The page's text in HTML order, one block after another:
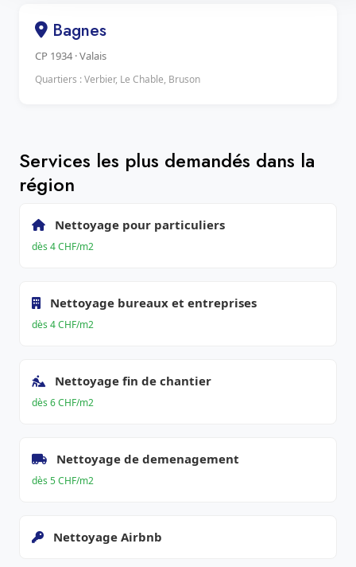
Bagnes
CP 1934 · Valais
Quartiers : Verbier, Le Chable, Bruson
Services les plus demandés dans la
région
Nettoyage pour particuliers
dès 4 CHF/m2
Nettoyage bureaux et entreprises
dès 4 CHF/m2
Nettoyage fin de chantier
dès 6 CHF/m2
Nettoyage de demenagement
dès 5 CHF/m2
Nettoyage Airbnb